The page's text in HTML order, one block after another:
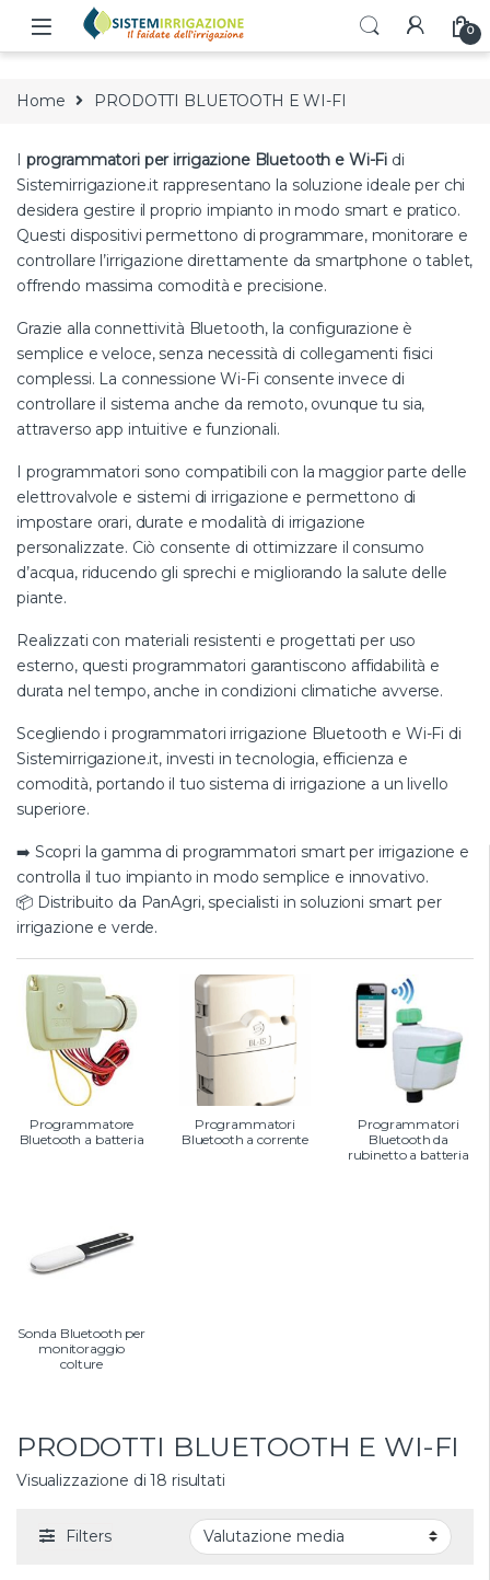
Skip to navigation
Skip to content
0
Home PRODOTTI BLUETOOTH E WI-FI
programmatori per irrigazione Bluetooth e Wi-Fi di
Sistemirrigazione.it rappresentano la soluzione ideale per chi
desidera gestire il proprio impianto in modo smart e pratico.
Questi dispositivi permettono di programmare, monitorare e
controllare l’irrigazione direttamente da smartphone o tablet,
offrendo massima comodità e precisione.
Grazie alla connettività Bluetooth, la configurazione è
semplice e veloce, senza necessità di collegamenti fisici
complessi. La connessione Wi-Fi consente invece di
controllare il sistema anche da remoto, ovunque tu sia,
attraverso app intuitive e funzionali.
I programmatori sono compatibili con la maggior parte delle
elettrovalvole e sistemi di irrigazione e permettono di
impostare orari, durate e modalità di irrigazione
personalizzate. Ciò consente di ottimizzare il consumo
d’acqua, riducendo gli sprechi e migliorando la salute delle
piante.
Realizzati con materiali resistenti e progettati per uso
esterno, questi programmatori garantiscono affidabilità e
durata nel tempo, anche in condizioni climatiche avverse.
Scegliendo i programmatori irrigazione Bluetooth e Wi-Fi di
Sistemirrigazione.it, investi in tecnologia, efficienza e
comodità, portando il tuo sistema di irrigazione a un livello
superiore.
➡️ Scopri la gamma di programmatori smart perirrigazione e
controlla il tuo impianto in modo semplice e innovativo.
📦 Distribuito da PanAgri, specialisti in soluzioni smart per
irrigazione e verde.
Programmatore
Bluetooth a batteria
Programmatori
Bluetooth a corrente
Programmatori
Bluetooth da
rubinetto a batteria
Sonda Bluetooth per
monitoraggio
colture
PRODOTTI BLUETOOTH E WI-FI
Visualizzazione di 18 risultatiValutazione media
Filters